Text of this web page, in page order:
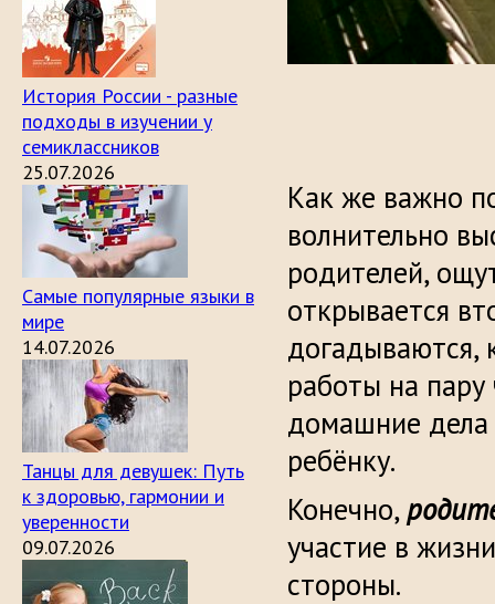
История России - разные
подходы в изучении у
семиклассников
25.07.2026
Самые популярные языки в
мире
14.07.2026
Танцы для девушек: Путь
к здоровью, гармонии и
уверенности
09.07.2026
Как же важно
волнительно
родителей,
открывается
догадываются,
работы на
домашние дела
ребёнку.
Конечно,
участие в
стороны.